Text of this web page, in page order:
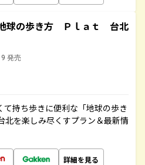
球の歩き方 Ｐｌａｔ 台北
発売
て持ち歩きに便利な「地球の歩き
北を楽しみ尽くすプラン＆最新情
詳細を見る